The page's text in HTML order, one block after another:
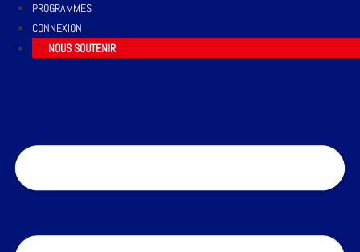
PROGRAMMES
CONNEXION
NOUS SOUTENIR